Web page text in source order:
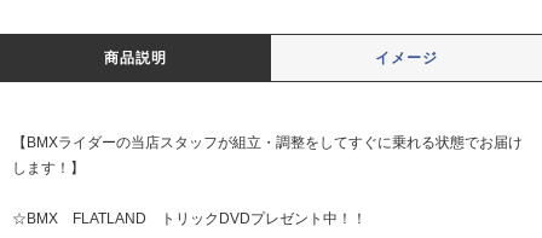
商品説明 イメージ
【BMXライダーの当店スタッフが組立・調整をしてすぐに乗れる状態でお届け
します！】
☆BMX FLATLAND トリックDVDプレゼント中！！